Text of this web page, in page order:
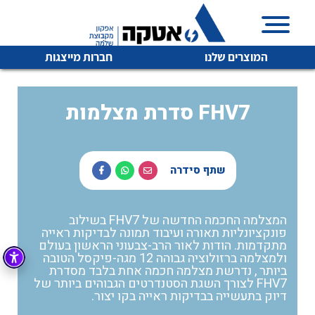
המוצרים שלנו חברות מייצגות
איכות | שרות | זמינות
אטקה בע”מ היא החברה הגדולה והמובילה בישראל בשיווק
והפצה של מוצרי
מיתוג, בקרה , ואינסטלציה חשמלית ופעילה ב7 תחומים:
חשמל מיתוג ואינסטלציה חשמלית
בקרה רובוטיקה ואוטומציה תעשייתית
זיווד קופסאות וארונות לחשמל, בקרה ואלקטרוניקה
לכל מוצרי היצרן לכל מוצרי היצרן
לכל מוצרי היצרן לכל מוצרי היצרן
סדרת מצלמות FHV7
שתף סידרה
המצלמה החכמה החדשה של FHV7 בשילוב
פונקציונליות תאורה ועיבוד תמונה לבדיקות ראייה
מתקדמות. הודות לאור הרב-צבעוני הראשון בעולם
ולמצלמה ברזולוציה גבוהה 12 מגה-פיקסל הטובה
ביותר , נדרשת מצלמה חכמה אחת בלבד מסדרת
FHV7 לצורך השגת הסטנדרטים הגבוהים ביותר של
דיוק בתעשייה בבדיקות ראייה בקו יצור.